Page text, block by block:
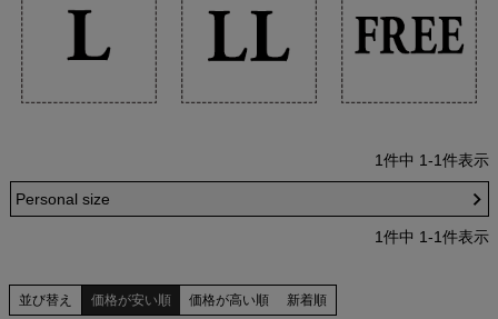
1件中 1-1件表示
Personal size
1件中 1-1件表示
並び替え 価格が安い順 価格が高い順 新着順